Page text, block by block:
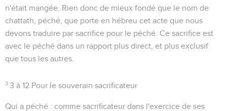
n'était mangée. Rien donc de mieux fondé que le nom de
chattath, péché , que porte en hébreu cet acte que nous
devons traduire par sacrifice pour le péché . Ce sacrifice est
avec le péché dans un rapport plus direct, et plus exclusif
que tous les autres.
3 3 à 12 Pour le souverain sacrificateur
Qui a péché : comme sacrificateur dans l'exercice de ses